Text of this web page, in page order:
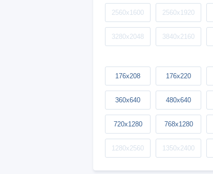
2560x1600 2560x1920
3280x2048 3840x2160
176x208 176x220
360x640 480x640
720x1280 768x1280
1280x2560 1350x2400